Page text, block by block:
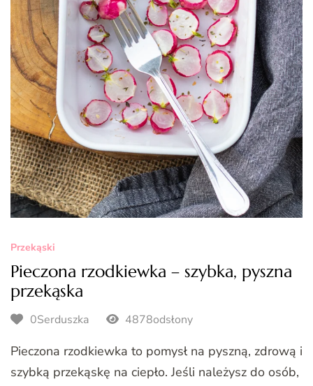
Przekąski
Pieczona rzodkiewka – szybka, pyszna
przekąska
0Serduszka 4878odsłony
Pieczona rzodkiewka to pomysł na pyszną, zdrową i
szybką przekąskę na ciepło. Jeśli należysz do osób,